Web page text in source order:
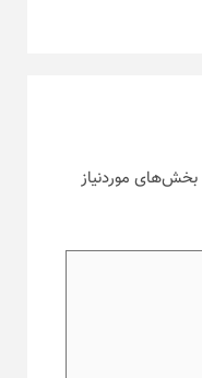
بخش‌های موردنیاز